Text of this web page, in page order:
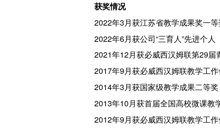
获奖情况
2022年3月获江苏省教学成果奖一
2022年6月获公司“三育人”先进个人
2021年12月获必威西汉姆联第29
2017年9月获必威西汉姆联教学工
2014年3月获国家级教学成果二等奖
2013年10月获首届全国高校微课教
2012年9月获必威西汉姆联教学工